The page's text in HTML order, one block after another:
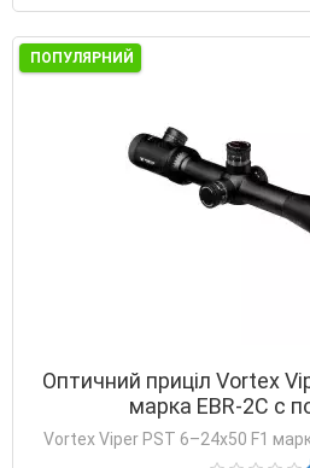
ПОПУЛЯРНИЙ
Оптичний приціл Vortex
марка EBR-2С с
Vortex Viper PST 6–24x50 F1